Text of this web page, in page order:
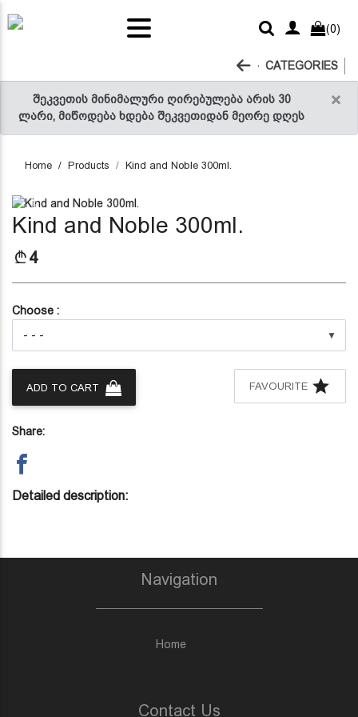
×
შეკვეთის მინიმალური ღირებულება არის 30
ლარი, მიწოდება ხდება შეკვეთიდან მეორე დღეს
and
(0)
CATEGORIES
Home Products Kind and Noble 300ml.
Previous
Kind and Noble 300ml.
4
Choose :
▼
ADD TO CART FAVOURITE
Share:
Detailed description:
Navigation
Home
Contact Us